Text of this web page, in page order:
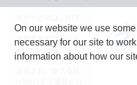
ドコモグループの新
規事業創出プログラ
ム「docomo
STARTUP」を通じて
On our website we use
necessary for our site to
information about how our